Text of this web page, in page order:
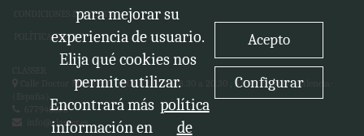
CONDICIONES DE VENTA
POLÍTICA DE USO
CLASSER
Calle Doctor Moliner, 3 - HORARIO: L-V 8:30 a 20:30 ; S 9:00 a 14:00 -Valencia-
(España)
677948073
info@classer.es
para mejorar su
experiencia de usuario.
Elija qué cookies nos
permite utilizar.
Encontrará más
información en
política
de
Acepto
Configurar